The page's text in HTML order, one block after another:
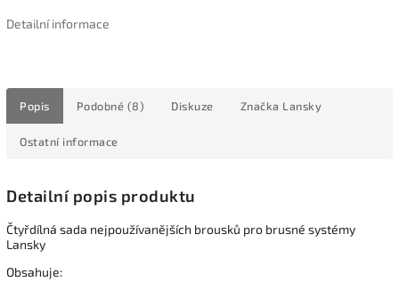
Detailní informace
Popis Podobné (8) Diskuze Značka Lansky
Ostatní informace
Detailní popis produktu
Čtyřdílná sada nejpoužívanějších brousků pro brusné systémy
Lansky
Obsahuje: